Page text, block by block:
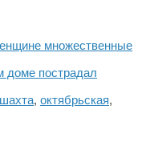
множественные
доме пострадал
шахта, октябрьская,